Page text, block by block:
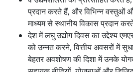
प्रदान करते हैं, और विभिन्न वस्तुओं
माध्यम से स्थानीय विकास प्रदान
देश में लघु उद्योग दिवस का उद्देश्य
को उन्नत करने, वित्तीय अवसरों में
बेहतर अवशोषण की दिशा में उनके